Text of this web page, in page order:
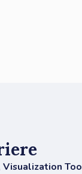
Visualization